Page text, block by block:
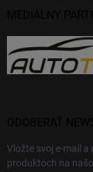
Vložte svoj e-mail
produktoch na